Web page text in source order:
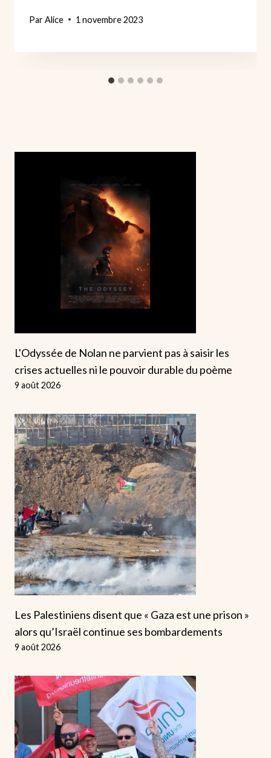
ParAlice 1 novembre 2023
L'Odyssée de Nolan ne parvient pas à saisir les
crises actuelles ni le pouvoir durable du poème
9 août 2026
Les Palestiniens disent que « Gaza est une prison »
alors qu’Israël continue ses bombardements
9 août 2026